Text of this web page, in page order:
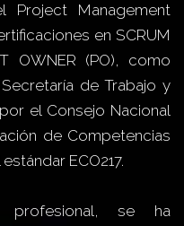
Project Management
en SCRUM
OWNER (PO), como
de Trabajo y
el Consejo Nacional
de Competencias
ECO217.
profesional, se ha